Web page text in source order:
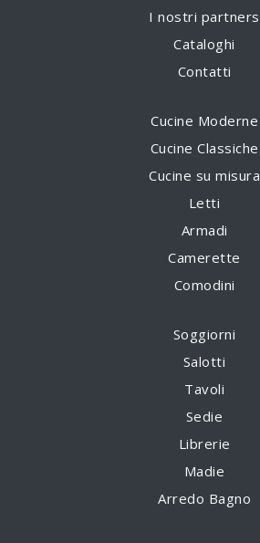
I nostri partners
Cataloghi
Contatti
Cucine Moderne
Cucine Classiche
Cucine su misura
Letti
Armadi
Camerette
Comodini
Soggiorni
Salotti
Tavoli
Sedie
Librerie
Madie
Arredo Bagno